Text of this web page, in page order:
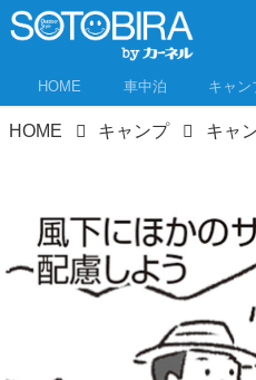
HOME 車中泊 キャン
HOME キャンプ